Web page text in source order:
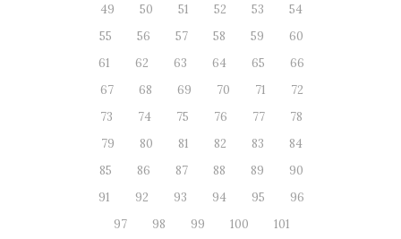
49
50 51 52 53
54
55
56 57 58 59
60
61
62 63 64 65
66
67
68 69 70 71
72
73
74 75 76 77
78
79
80 81 82 83
84
85
86 87 88 89
90
91
92 93 94 95
96
97
98 99 100
101